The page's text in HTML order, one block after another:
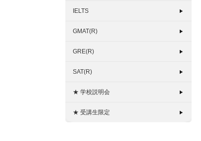
IELTS
GMAT(R)
GRE(R)
SAT(R)
★ 学校説明会
★ 受講生限定